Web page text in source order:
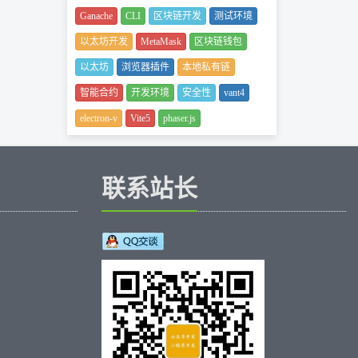
Ganache CLI 区块链开发 测试环境
以太坊开发 MetaMask 区块链钱包
以太坊 浏览器插件 本地私有链
智能合约 开发环境 安全性 vant4
electron-v Vite5 phaser.js
联系站长